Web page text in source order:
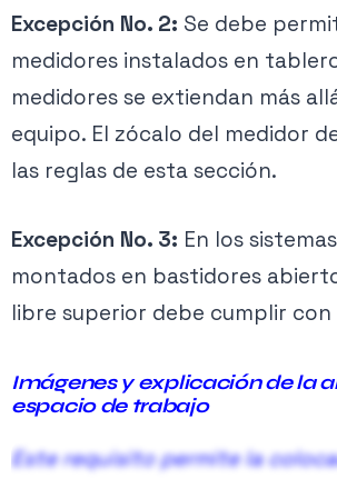
5.1 Espacio entre
5.2 Medida y superposición de medida en
Excepción No. 2: Se debe
medidores instalados en
medidores se extiendan más
equipo. El zócalo del medidor
las reglas de esta sección.
Excepción No. 3: En los
montados en bastidores
libre superior debe cumplir con
Imágenesy explicación de la
espacio de trabajo
Este requisito permite la